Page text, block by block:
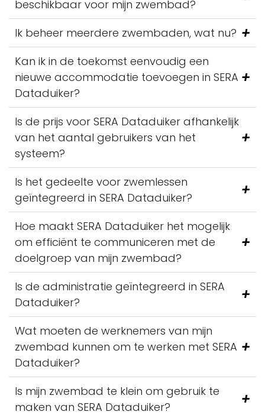
beschikbaar voor mijn zwembad?
Ik beheer meerdere zwembaden, wat nu?
Kan ik in de toekomst eenvoudig een
nieuwe accommodatie toevoegen in SERA
Dataduiker?
Is de prijs voor SERA Dataduiker afhankelijk
van het aantal gebruikers van het
systeem?
Is het gedeelte voor zwemlessen
geïntegreerd in SERA Dataduiker?
Hoe maakt SERA Dataduiker het mogelijk
om efficiënt te communiceren met de
doelgroep van mijn zwembad?
Is de administratie geïntegreerd in SERA
Dataduiker?
Wat moeten de werknemers van mijn
zwembad kunnen om te werken met SERA
Dataduiker?
Is mijn zwembad te klein om gebruik te
maken van SERA Dataduiker?